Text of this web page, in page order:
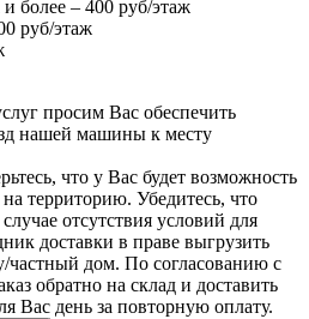
более – 400 руб/этаж
руб/этаж
просим Вас обеспечить
нашей машины к месту
что у Вас будет возможность
территорию. Убедитесь, что
отсутствия условий для
доставки в праве выгрузить
частный дом. По согласованию с
обратно на склад и доставить
Вас день за повторную оплату.